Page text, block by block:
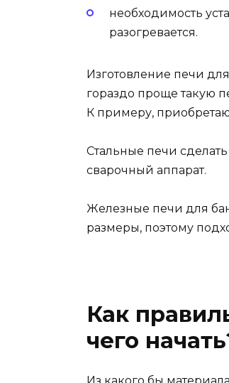
необходимость
разогревается.
Изготовление печи
гораздо проще такую
К примеру,
Стальные печи сделать
сварочный аппарат.
Железные печи для
размеры, поэтому
Как
чего
Из какого бы